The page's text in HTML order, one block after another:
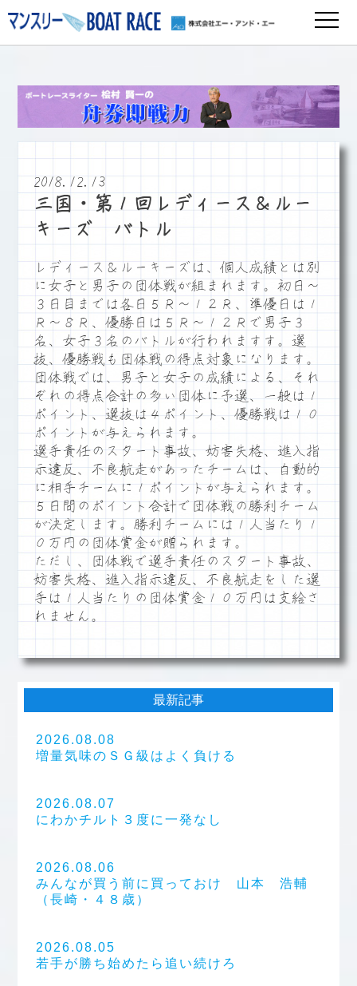
2018.12.13
三国・第１回レディース＆ルー
キーズ バトル
レディース＆ルーキーズは、個人成績とは別
に女子と男子の団体戦が組まれます。初日～
３日目までは各日５Ｒ～１２Ｒ、準優日は１
Ｒ～８Ｒ、優勝日は５Ｒ～１２Ｒで男子３
名、女子３名のバトルが行われますす。選
抜、優勝戦も団体戦の得点対象になります。
団体戦では、男子と女子の成績による、それ
ぞれの得点合計の多い団体に予選、一般は１
ポイント、選抜は４ポイント、優勝戦は１０
ポイントが与えられます。
選手責任のスタート事故、妨害失格、進入指
示違反、不良航走があったチームは、自動的
に相手チームに１ポイントが与えられます。
５日間のポイント合計で団体戦の勝利チーム
が決定します。勝利チームには１人当たり１
０万円の団体賞金が贈られます。
ただし、団体戦で選手責任のスタート事故、
妨害失格、進入指示違反、不良航走をした選
手は１人当たりの団体賞金１０万円は支給さ
れません。
最新記事
2026.08.08
増量気味のＳＧ級はよく負ける
2026.08.07
にわかチルト３度に一発なし
2026.08.06
みんなが買う前に買っておけ 山本 浩輔
（長崎・４８歳）
2026.08.05
若手が勝ち始めたら追い続けろ